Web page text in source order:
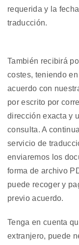
requerida y la
traducción.
También recibirá
costes, teniendo
acuerdo con
por escrito por
dirección exacta y
consulta. A
servicio de
enviaremos los
forma de archivo
puede recoger y
previo acuerdo.
Tenga en cuenta
extranjero, puede